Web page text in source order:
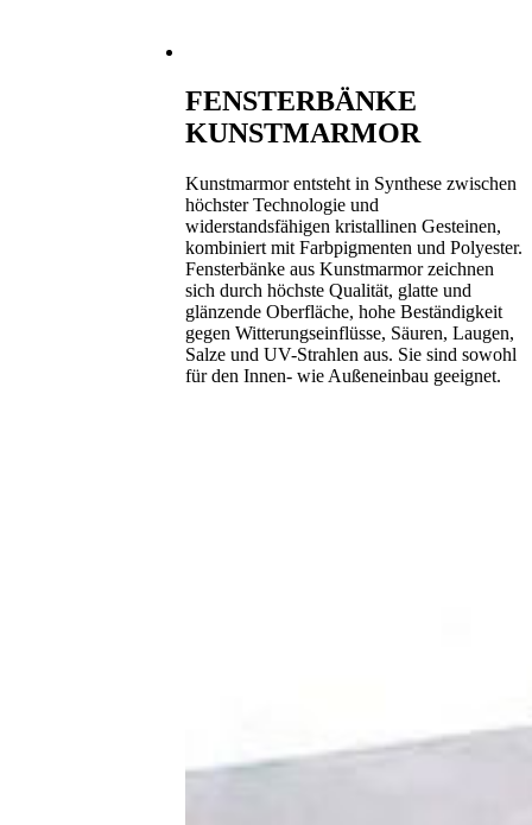
FENSTERBÄNKE
KUNSTMARMOR
Kunstmarmor entsteht in Synthese zwischen
höchster Technologie und
widerstandsfähigen kristallinen Gesteinen,
kombiniert mit Farbpigmenten und Polyester.
Fensterbänke aus Kunstmarmor zeichnen
sich durch höchste Qualität, glatte und
glänzende Oberfläche, hohe Beständigkeit
gegen Witterungseinflüsse, Säuren, Laugen,
Salze und UV-Strahlen aus. Sie sind sowohl
für den Innen- wie Außeneinbau geeignet.